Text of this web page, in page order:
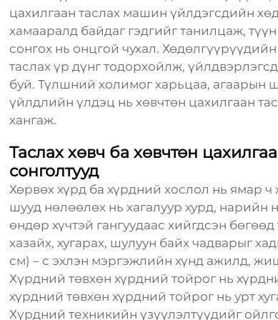
цахилгаан таслах машин үйлдэгсдийн
хамааралд байдаг гэдгийг танилцаж,
сонгох нь онцгой чухал.
таслах үр дүнг тодорхойлж,
буй. Түлшний холимог харьцаа, агаарын
үйлдлийн үлдэц нь хөвчтөн цахилгаан
хангаж.
Таслах хөвч ба хөвчтөн
сонголтууд
Хөрвөх хүрд ба хүрдний хослол нь ямар
шууд нөлөөлөх нь хагалуур хурд,
өндөр хүчтэй гангуудаас хийгдсэн
хазайх, хугарах, шулуун байх чадварыг
см) – с эхлэн мэргэжлийн хүнд ажилд,
Хүрдний төвхөн хүрдний тойрог нь
хүрдний төвхөн хүрдний тойрог нь урт
Хүрдний техникийн үзүүлэлтүүдийг